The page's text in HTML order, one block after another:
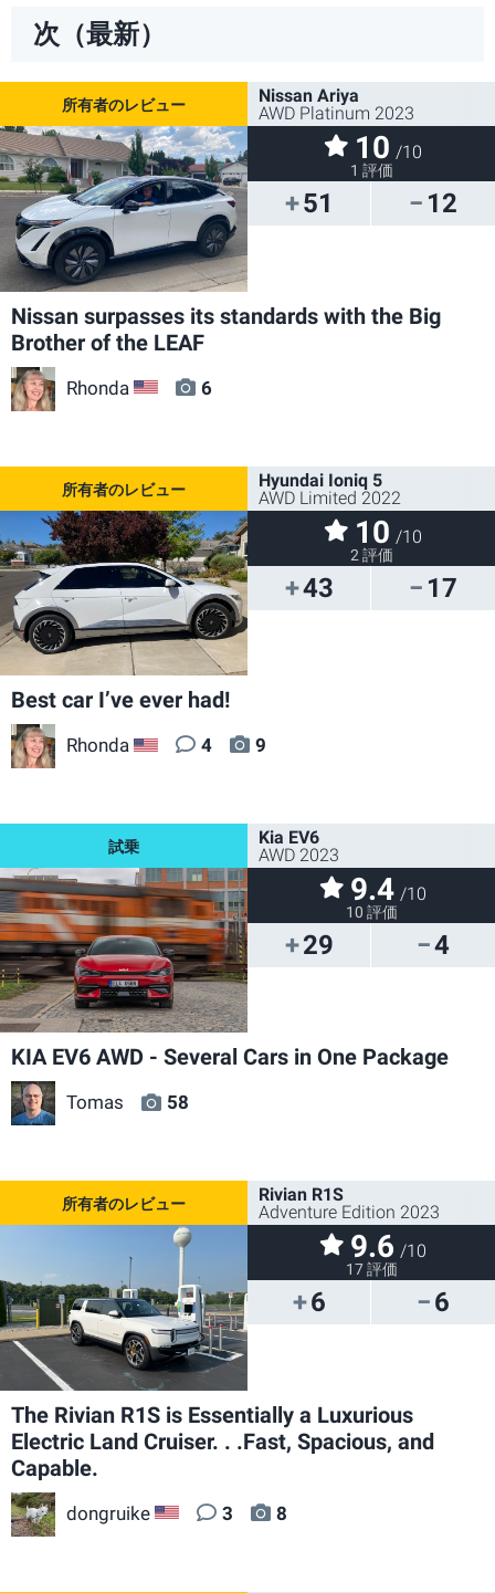
次（最新）
51 12
Nissan Ariya
AWD Platinum 2023
10 /10
1 評価
Nissan surpasses its standards with the Big
Brother of the LEAF
Rhonda US 6
43 17
Hyundai Ioniq 5
AWD Limited 2022
10 /10
2 評価
Best car I’ve ever had!
Rhonda US 4 9
29 4
Kia EV6
AWD 2023
9.4 /10
10 評価
KIA EV6 AWD - Several Cars in One Package
Tomas 58
6 6
Rivian R1S
Adventure Edition 2023
9.6 /10
17 評価
The Rivian R1S is Essentially a Luxurious
Electric Land Cruiser. . .Fast, Spacious, and
Capable.
dongruike US 3 8